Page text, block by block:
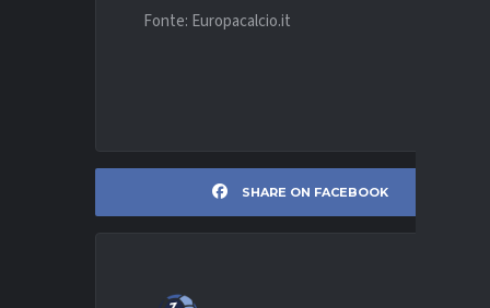
Fonte: Europacalcio.it
SHARE ON FACEBOOK